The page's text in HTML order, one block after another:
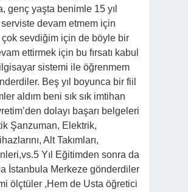
genç yaşta benimle 15 yıl
devam etmem için
sevdiğim için de böyle bir
ettirmek için bu fırsatı kabul
sistemi ile öğrenmem
Beş yıl boyunca bir fiil
aldım beni sık sık imtihan
dolayı başarı belgeleri
Şanzuman, Elektrik,
Alt Takımları,
Yıl Eğitimden sonra da
İstanbula Merkeze gönderdiler
ölçtüler ,Hem de Usta öğretici